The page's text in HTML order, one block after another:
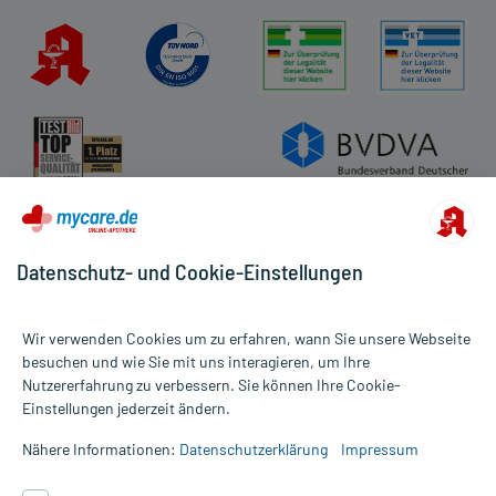
Alle Preise gelten inkl. MwSt., ggf. zzgl. Versandkosten
Informationen auf dieser Website werden ausschließlich für
die Untersuchung und Behandlung durch einen Arzt. Bitte
Datenschutz- und Cookie-Einstellungen
Wir verwenden Cookies um zu erfahren, wann Sie unsere Webseite
besuchen und wie Sie mit uns interagieren, um Ihre
Nutzererfahrung zu verbessern. Sie können Ihre Cookie-
Einstellungen jederzeit ändern.
Nähere Informationen: Datenschutzerklärung Impressum